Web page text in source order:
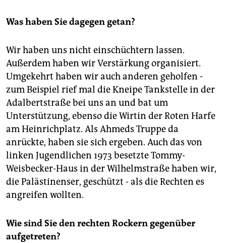
Was haben Sie dagegen getan?
Wir haben uns nicht einschüchtern lassen.
Außerdem haben wir Verstärkung organisiert.
Umgekehrt haben wir auch anderen geholfen -
zum Beispiel rief mal die Kneipe Tankstelle in der
Adalbertstraße bei uns an und bat um
Unterstützung, ebenso die Wirtin der Roten Harfe
am Heinrichplatz. Als Ahmeds Truppe da
anrückte, haben sie sich ergeben. Auch das von
linken Jugendlichen 1973 besetzte Tommy-
Weisbecker-Haus in der Wilhelmstraße haben wir,
die Palästinenser, geschützt - als die Rechten es
angreifen wollten.
Wie sind Sie den rechten Rockern gegenüber
aufgetreten?